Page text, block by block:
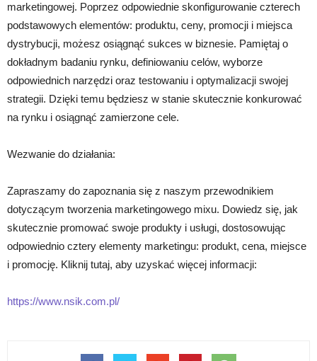
marketingowej. Poprzez odpowiednie skonfigurowanie czterech
podstawowych elementów: produktu, ceny, promocji i miejsca
dystrybucji, możesz osiągnąć sukces w biznesie. Pamiętaj o
dokładnym badaniu rynku, definiowaniu celów, wyborze
odpowiednich narzędzi oraz testowaniu i optymalizacji swojej
strategii. Dzięki temu będziesz w stanie skutecznie konkurować
na rynku i osiągnąć zamierzone cele.
Wezwanie do działania:
Zapraszamy do zapoznania się z naszym przewodnikiem
dotyczącym tworzenia marketingowego mixu. Dowiedz się, jak
skutecznie promować swoje produkty i usługi, dostosowując
odpowiednio cztery elementy marketingu: produkt, cena, miejsce
i promocję. Kliknij tutaj, aby uzyskać więcej informacji:
https://www.nsik.com.pl/